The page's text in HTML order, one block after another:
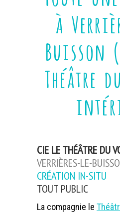
à
Buisson
Théâtre
CIE LE THÉÂTRE DU
VERRIÈRES-LE-
CRÉATION IN-SITU
TOUT PUBLIC
La compagnie le